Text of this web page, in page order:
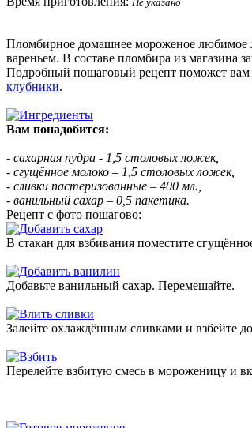
Пломбирное домашнее мороженое любимое
вареньем. В составе пломбира из магазина
Подробный пошаговый рецепт поможет вам
клубники.
Вам понадобится:
- сахарная пудра - 1,5 столовых ложек,
- сгущённое молоко – 1,5 столовых ложек,
- сливки пастеризованные – 400 мл.,
- ванильный сахар – 0,5 пакетика.
Рецепт с фото пошагово:
В стакан для взбивания поместите
Добавьте ванильный сахар. Перемешайте.
Залейте охлаждённым сливками и взбейте
Перелейте взбитую смесь в мороженицу и